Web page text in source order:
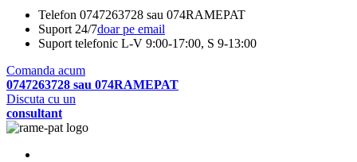
Telefon 0747263728 sau 074RAMEPAT
Suport 24/7doar pe email
Suport telefonic L-V 9:00-17:00, S 9-13:00
Comanda acum
0747263728 sau 074RAMEPAT
Discuta cu un
consultant